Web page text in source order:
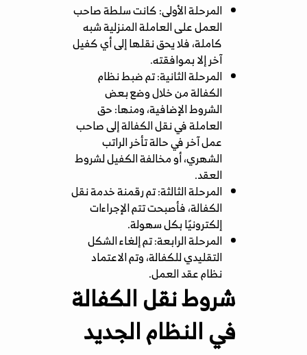
المرحلة الأولى: كانت سلطة صاحب
العمل على العاملة المنزلية شبه
كاملة، فلا يحق نقلها إلى أي كفيل
آخر إلا بموافقته.
المرحلة الثانية: تم ضبط نظام
الكفالة من خلال وضع بعض
الشروط الإضافية، ومنها: حق
العاملة في نقل الكفالة إلى صاحب
عمل آخر في حالة تأخر الراتب
الشهري، أو مخالفة الكفيل لشروط
العقد.
المرحلة الثالثة: تم رقمنة خدمة نقل
الكفالة، فأصبحت تتم الإجراءات
إلكترونيًا بكل سهولة.
المرحلة الرابعة: تم إلغاء الشكل
التقليدي للكفالة، وتم الاعتماد
نظام عقد العمل.
شروط نقل الكفالة
في النظام الجديد